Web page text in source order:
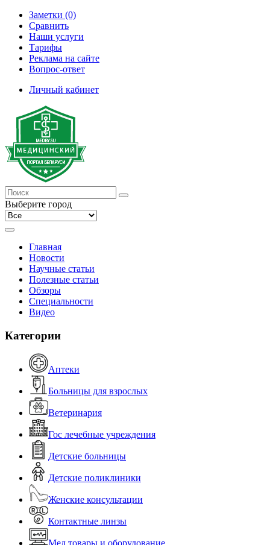
Заметки (0)
Сравнить
Наши услуги
Тарифы
Реклама на сайте
Вопрос-ответ
Личный кабинет
Выберите город
Главная
Новости
Научные статьи
Полезные статьи
Обзоры
Специальности
Видео
Категории
Аптеки
Больницы для взрослых
Ветеринария
Гос лечебные учреждения
Детские больницы
Детские поликлиники
Женские консультации
Контактные линзы